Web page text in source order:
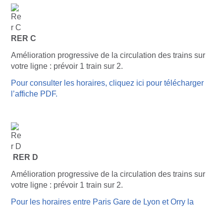
RER C
Amélioration progressive de la circulation des trains sur
votre ligne : prévoir 1 train sur 2.
Pour consulter les horaires, cliquez ici pour télécharger
l’affiche PDF.
RER D
Amélioration progressive de la circulation des trains sur
votre ligne : prévoir 1 train sur 2.
Pour les horaires entre Paris Gare de Lyon et Orry la